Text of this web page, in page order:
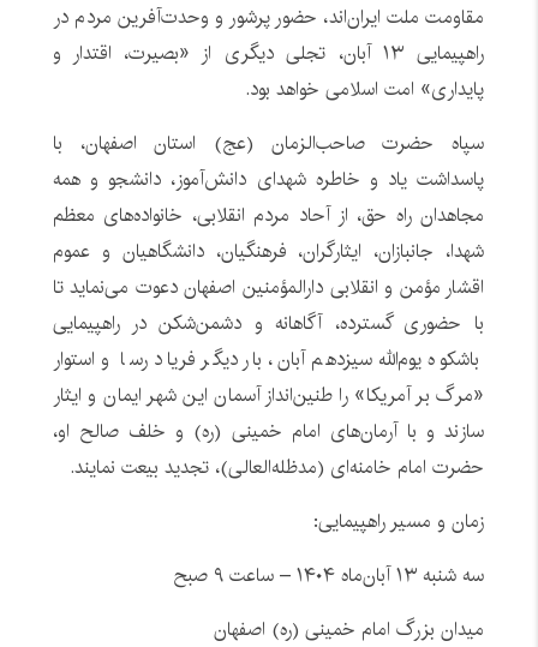
مقاومت ملت ایران‌اند، حضور پرشور و وحدت‌آفرین مردم در
راهپیمایی ۱۳ آبان، تجلی دیگری از «بصیرت، اقتدار و
پایداری» امت اسلامی خواهد بود.
سپاه حضرت صاحب‌الزمان (عج) استان اصفهان، با
پاسداشت یاد و خاطره شهدای دانش‌آموز، دانشجو و همه
مجاهدان راه حق، از آحاد مردم انقلابی، خانواده‌های معظم
شهدا، جانبازان، ایثارگران، فرهنگیان، دانشگاهیان و عموم
اقشار مؤمن و انقلابی دارالمؤمنین اصفهان دعوت می‌نماید تا
با حضوری گسترده، آگاهانه و دشمن‌شکن در راهپیمایی
باشکوه یوم‌الله سیزدهم آبان، بار دیگر فریاد رسا و استوار
«مرگ بر آمریکا» را طنین‌انداز آسمان این شهر ایمان و ایثار
سازند و با آرمان‌های امام خمینی (ره) و خلف صالح او،
حضرت امام خامنه‌ای (مدظله‌العالی)، تجدید بیعت نمایند.
زمان و مسیر راهپیمایی:
سه شنبه ۱۳ آبان‌ماه ۱۴۰۴ – ساعت ۹ صبح
میدان بزرگ امام خمینی (ره) اصفهان